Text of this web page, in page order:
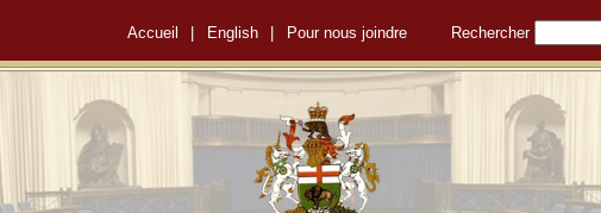
Accueil English Pour nous joindre Rechercher